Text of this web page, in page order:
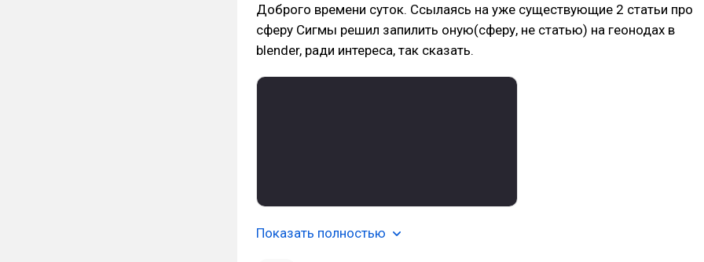
Доброго времени суток. Ссылаясь на уже существующие 2 статьи про
сферу Сигмы решил запилить оную(сферу, не статью) на геонодах в
blender, ради интереса, так сказать.
Показать полностью